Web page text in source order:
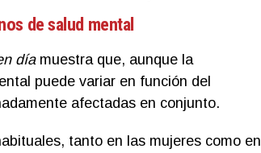
de salud mental
día muestra que, aunque la
puede variar en función del
afectadas en conjunto.
tanto en las mujeres como en